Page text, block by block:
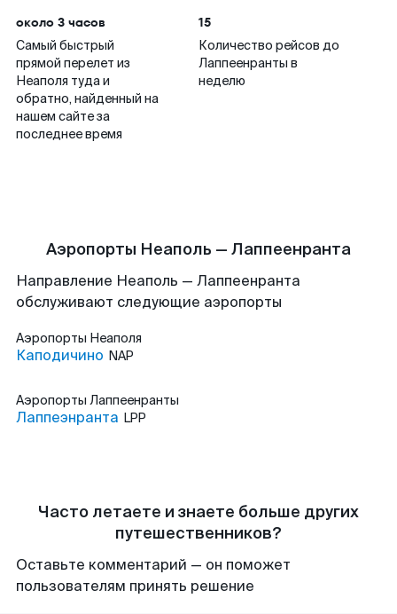
около 3 часов
Самый быстрый
прямой перелет из
Неаполя туда и
обратно, найденный на
нашем сайте за
последнее время
15
Количество рейсов до
Лаппеенранты в
неделю
Аэропорты Неаполь — Лаппеенранта
Направление Неаполь — Лаппеенранта
обслуживают следующие аэропорты
Аэропорты Неаполя
Каподичино NAP
Аэропорты Лаппеенранты
Лаппеэнранта LPP
Часто летаете и знаете больше других
путешественников?
Оставьте комментарий — он поможет
пользователям принять решение